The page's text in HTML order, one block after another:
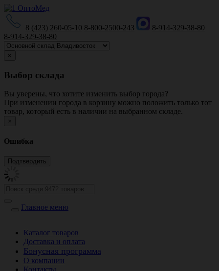
8 (423) 260-05-10 8-800-2500-243
8-914-329-38-80
8-914-329-38-80
×
Выбор склада
Вы уверены, что хотите изменить выбор города?
При изменении города в корзину можно положить только тот
товар, который есть в наличии на выбранном складе.
×
Ошибка
Главное меню
Каталог товаров
Доставка и оплата
Бонусная программа
О компании
Контакты